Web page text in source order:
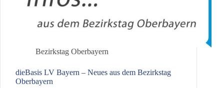
Bezirkstag Oberbayern
dieBasis LV Bayern – Neues aus dem Bezirkstag
Oberbayern